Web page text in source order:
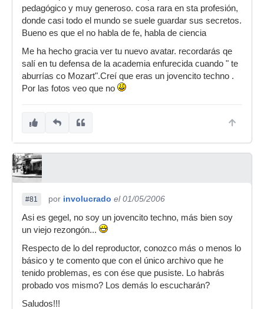
pedagógico y muy generoso. cosa rara en sta profesión,
donde casi todo el mundo se suele guardar sus secretos.
Bueno es que el no habla de fe, habla de ciencia
Me ha hecho gracia ver tu nuevo avatar. recordarás qe
salí en tu defensa de la academia enfurecida cuando " te
aburrías co Mozart".Creí que eras un jovencito techno .
Por las fotos veo que no
#81 por involucrado el 01/05/2006
Asi es gegel, no soy un jovencito techno, más bien soy
un viejo rezongón...
Respecto de lo del reproductor, conozco más o menos lo
básico y te comento que con el único archivo que he
tenido problemas, es con ése que pusiste. Lo habrás
probado vos mismo? Los demás lo escucharán?
Saludos!!!